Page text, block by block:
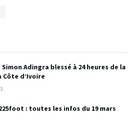
: Simon Adingra blessé à 24 heures de la
Côte d’Ivoire
: toutes les infos du 19 mars